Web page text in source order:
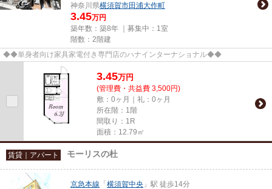
神奈川県横須賀市田浦大作町
3.45万円
築年数：築8年 ｜募集中： 1室
階数：2階建
◆◆単身者向け家具家電付き専門店のハナインターナショナル◆◆
3.45万円
(管理費・共益費 3,500円)
敷：0ヶ月｜礼：0ヶ月
所在階：1階
間取り：1R
面積：12.79㎡
賃貸｜アパート モーリスの杜
京急本線 「 横須賀中央 」駅 徒歩14分